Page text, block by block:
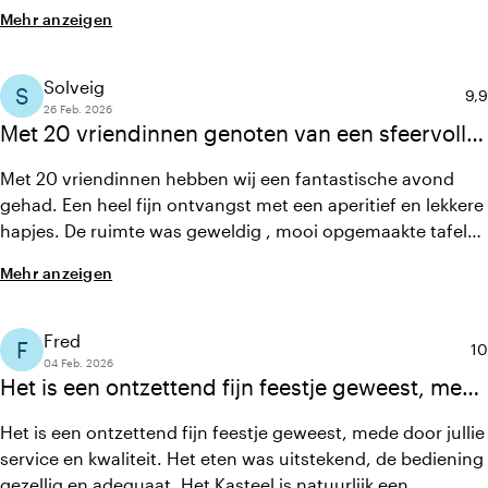
Het eten was van goede kwaliteit. Dankzij jullie hadden wij
Mehr anzeigen
Met 20 vriendinnen genoten van een sfeervolle
bediening. Een aanrader!
S Solveig
26 Feb. 2026
9,9
Met 20 vriendinnen hebben wij een fantastische avond
gehad. Een heel fijn ontvangst met een aperitief en lekkere
hapjes. De ruimte was geweldig , mooi opgemaakte tafels
bediening ,het personeel was erg aardig en attent. Ik zal dit
Mehr anzeigen
Het is een ontzettend fijn feestje geweest, mede
F Fred
04 Feb. 2026
10
Het is een ontzettend fijn feestje geweest, mede door jullie
service en kwaliteit. Het eten was uitstekend, de bediening